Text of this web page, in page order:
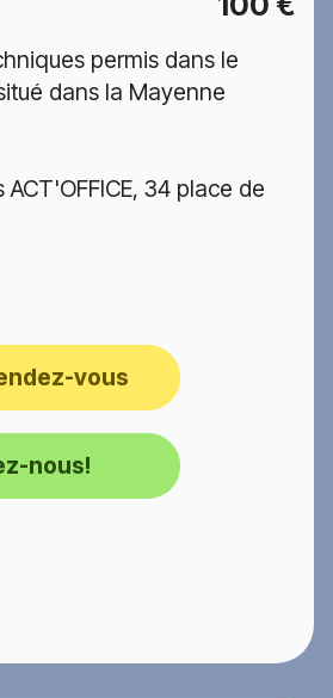
permis dans le
dans la Mayenne
34 place de
vous
nous!